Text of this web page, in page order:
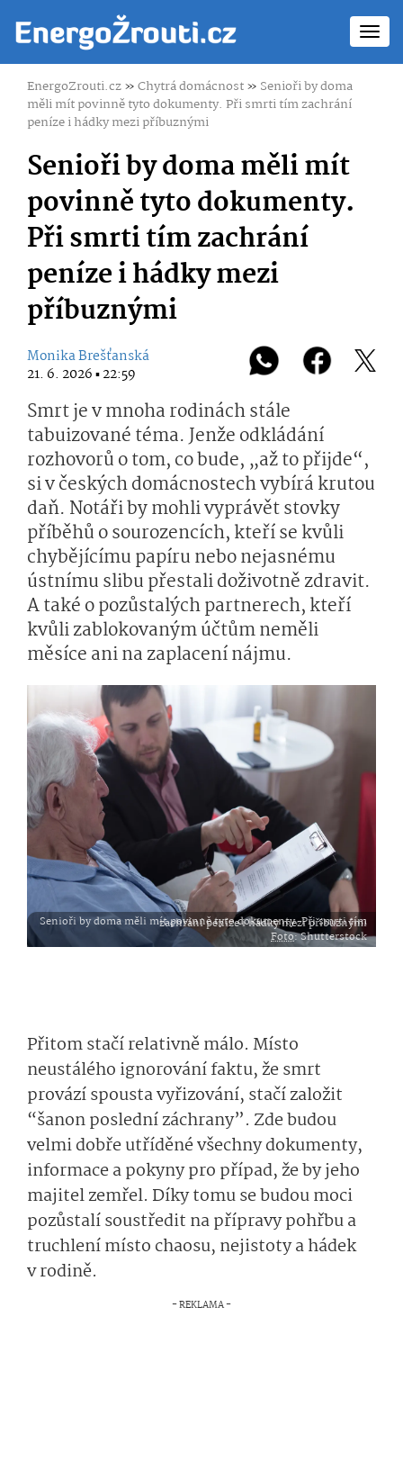
EnergoZrouti.cz»Chytrá domácnost» Senioři by doma
měli mít povinně tyto dokumenty. Při smrti tím zachrání
peníze i hádky mezi příbuznými
Senioři by doma měli mít
povinně tyto dokumenty.
Při smrti tím zachrání
peníze i hádky mezi
příbuznými
Monika Brešťanská
21. 6. 2026 ▪ 22:59
Smrt je v mnoha rodinách stále
tabuizované téma. Jenže odkládání
rozhovorů o tom, co bude, „až to přijde“,
si v českých domácnostech vybírá krutou
daň. Notáři by mohli vyprávět stovky
příběhů o sourozencích, kteří se kvůli
chybějícímu papíru nebo nejasnému
ústnímu slibu přestali doživotně zdravit.
A také o pozůstalých partnerech, kteří
kvůli zablokovaným účtům neměli
měsíce ani na zaplacení nájmu.
Senioři by doma měli mít povinně tyto dokumenty. Při smrti tím zachrání peníze i hádky mezi příbuznými
Foto: Shutterstock
Přitom stačí relativně málo. Místo
neustálého ignorování faktu, že smrt
provází spousta vyřizování, stačí založit
“šanon poslední záchrany”. Zde budou
velmi dobře utříděné všechny dokumenty,
informace a pokyny pro případ, že by jeho
majitel zemřel. Díky tomu se budou moci
pozůstalí soustředit na přípravy pohřbu a
truchlení místo chaosu, nejistoty a hádek
v rodině.